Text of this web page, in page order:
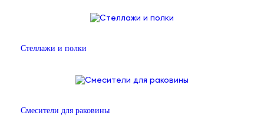
Стеллажи и полки
Смесители для раковины